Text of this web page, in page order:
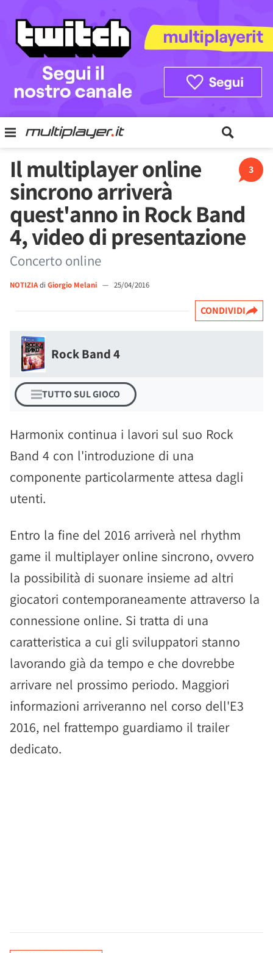
3
Il multiplayer online
sincrono arriverà
quest'anno in Rock Band
4, video di presentazione
Concerto online
NOTIZIAdi Giorgio Melani — 25/04/2016
CONDIVIDI
Rock Band 4
TUTTO SUL GIOCO
Harmonix continua i lavori sul suo Rock
Band 4 con l'introduzione di una
componente particolarmente attesa dagli
utenti.
Entro la fine del 2016 arriverà nel rhythm
game il multiplayer online sincrono, ovvero
la possibilità di suonare insieme ad altri
giocatori contemporaneamente attraverso la
connessione online. Si tratta di una
caratteristica a cui gli sviluppatori stanno
lavorando già da tempo e che dovrebbe
arrivare nel prossimo periodo. Maggiori
informazioni arriveranno nel corso dell'E3
2016, nel frattempo guardiamo il trailer
dedicato.